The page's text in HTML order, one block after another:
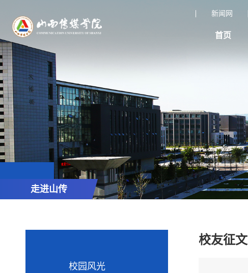
新闻网
首页
走进山传
校园风光
校友征文